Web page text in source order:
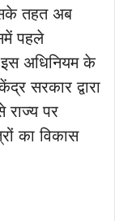
तहत अब
पहले
इस अधिनियम के
सरकार द्वारा
राज्य पर
का विकास